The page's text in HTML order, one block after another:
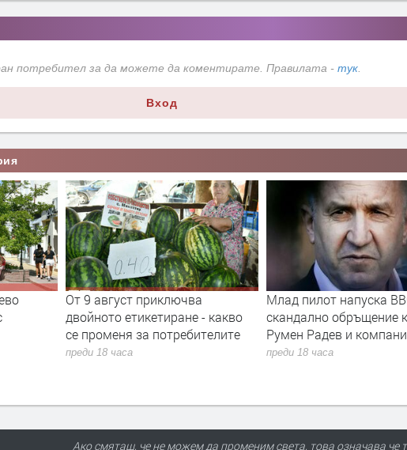
потребител за да можете да коментирате. Правилата - тук.
Вход
От 9 август приключва
двойното етикетиране - какво
се променя за потребителите
преди 18 часа
Млад пилот напуска
скандално обръщение
Румен Радев и
преди 18 часа
Ако смяташ, че не можем да променим света, това означава че
двустаен